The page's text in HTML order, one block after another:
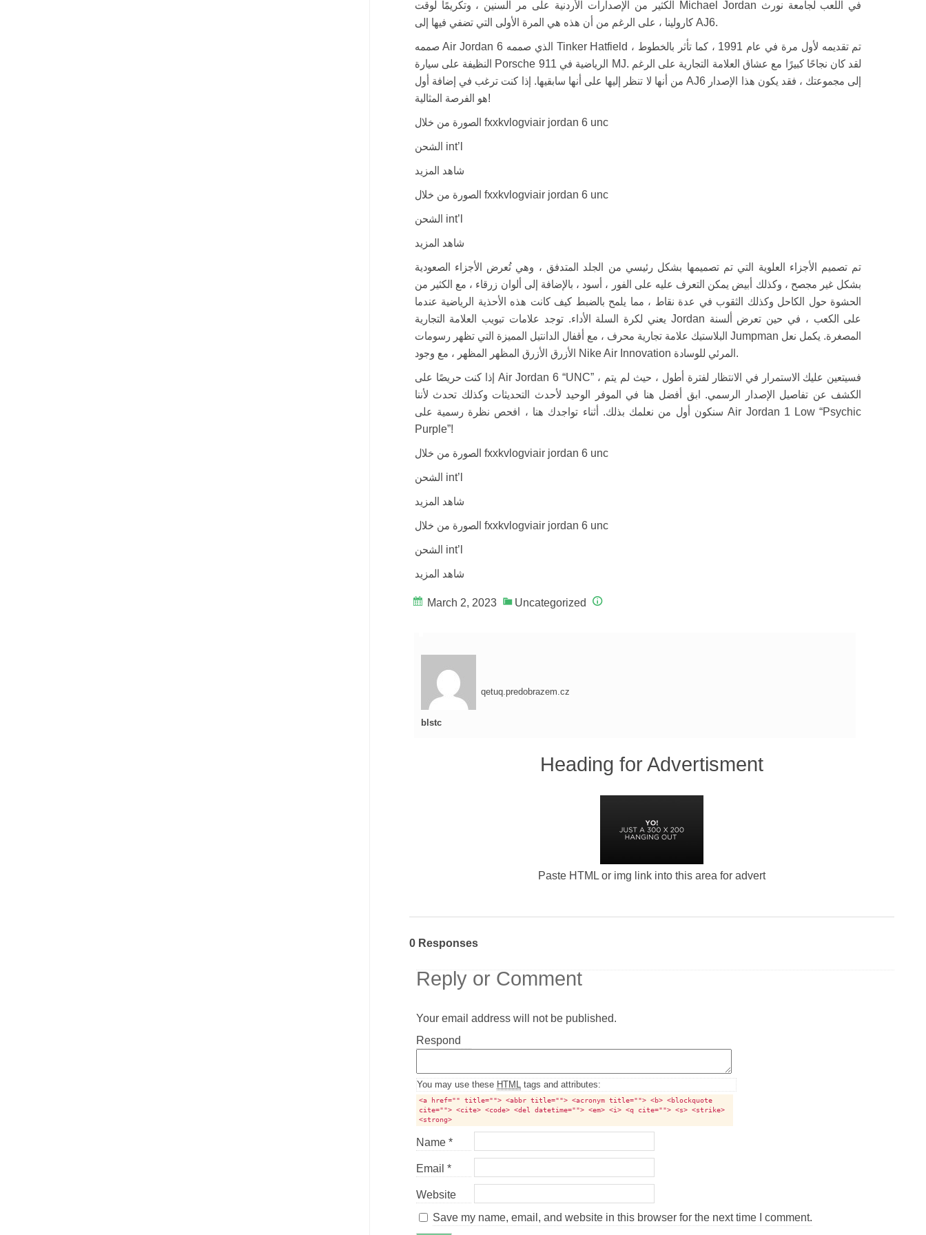
الكثير من الإصدارات الأردنية على مر السنين ، وتكريمًا لوقت Michael Jordan في اللعب لجامعة نورث
كارولينا ، على الرغم من أن هذه هي المرة الأولى التي تضفي فيها إلى AJ6.
صممه Air Jordan 6 الذي صممه Tinker Hatfield ، تم تقديمه لأول مرة في عام 1991 ، كما تأثر بالخطوط
النظيفة على سيارة Porsche 911 الرياضية في MJ. لقد كان نجاحًا كبيرًا مع عشاق العلامة التجارية على الرغم
من أنها لا تنظر إليها على أنها سابقيها. إذا كنت ترغب في إضافة أول AJ6 إلى مجموعتك ، فقد يكون هذا الإصدار
هو الفرصة المثالية!
الصورة من خلال fxxkvlogviair jordan 6 unc
الشحن int’l
شاهد المزيد
الصورة من خلال fxxkvlogviair jordan 6 unc
الشحن int’l
شاهد المزيد
تم تصميم الأجزاء العلوية التي تم تصميمها بشكل رئيسي من الجلد المتدفق ، وهي تُعرض الأجزاء الصعودية
بشكل غير مجصح ، وكذلك أبيض يمكن التعرف عليه على الفور ، أسود ، بالإضافة إلى ألوان زرقاء ، مع الكثير من
الحشوة حول الكاحل وكذلك الثقوب في عدة نقاط ، مما يلمح بالضبط كيف كانت هذه الأحذية الرياضية عندما
يعني لكرة السلة الأداء. توجد علامات تبويب العلامة التجارية Jordan على الكعب ، في حين تعرض ألسنة
البلاستيك علامة تجارية محرف ، مع أقفال الدانتيل المميزة التي تظهر رسومات Jumpman المصغرة. يكمل نعل
الأزرق الأزرق المظهر المظهر ، مع وجود Nike Air Innovation المرئي للوسادة.
إذا كنت حريصًا على Air Jordan 6 “UNC” ، فسيتعين عليك الاستمرار في الانتظار لفترة أطول ، حيث لم يتم
الكشف عن تفاصيل الإصدار الرسمي. ابق أفضل هنا في الموفر الوحيد لأحدث التحديثات وكذلك تحدث لأننا
سنكون أول من نعلمك بذلك. أثناء تواجدك هنا ، افحص نظرة رسمية على Air Jordan 1 Low “Psychic
Purple”!
الصورة من خلال fxxkvlogviair jordan 6 unc
الشحن int’l
شاهد المزيد
الصورة من خلال fxxkvlogviair jordan 6 unc
الشحن int’l
شاهد المزيد
March 2, 2023 Uncategorized
blstc
qetuq.predobrazem.cz
Heading for Advertisment
Paste HTML or img link into this area for advert
0 Responses
Reply or Comment
Your email address will not be published.
Respond
You may use these HTML tags and attributes:
<a href="" title=""> <abbr title=""> <acronym title=""> <b> <blockquote
cite=""> <cite> <code> <del datetime=""> <em> <i> <q cite=""> <s> <strike>
<strong>
Name*
Email*
Website
Save my name, email, and website in this browser for the next time I comment.